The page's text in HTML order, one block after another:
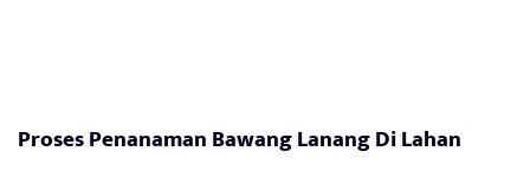
Proses Penanaman Bawang Lanang Di Lahan